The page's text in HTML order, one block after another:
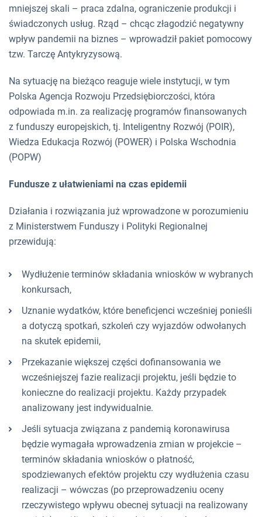
mniejszej skali – praca zdalna, ograniczenie produkcji i
świadczonych usług. Rząd – chcąc złagodzić negatywny
wpływ pandemii na biznes – wprowadził pakiet pomocowy
tzw. Tarczę Antykryzysową.
Na sytuację na bieżąco reaguje wiele instytucji, w tym
Polska Agencja Rozwoju Przedsiębiorczości, która
odpowiada m.in. za realizację programów finansowanych
z funduszy europejskich, tj. Inteligentny Rozwój (POIR),
Wiedza Edukacja Rozwój (POWER) i Polska Wschodnia
(POPW)
Fundusze z ułatwieniami na czas epidemii
Działania i rozwiązania już wprowadzone w porozumieniu
z Ministerstwem Funduszy i Polityki Regionalnej
przewidują:
Wydłużenie terminów składania wniosków w wybranych
konkursach,
Uznanie wydatków, które beneficjenci wcześniej ponieśli
a dotyczą spotkań, szkoleń czy wyjazdów odwołanych
na skutek epidemii,
Przekazanie większej części dofinansowania we
wcześniejszej fazie realizacji projektu, jeśli będzie to
konieczne do realizacji projektu. Każdy przypadek
analizowany jest indywidualnie.
Jeśli sytuacja związana z pandemią koronawirusa
będzie wymagała wprowadzenia zmian w projekcie –
terminów składania wniosków o płatność,
spodziewanych efektów projektu czy wydłużenia czasu
realizacji – wówczas (po przeprowadzeniu oceny
rzeczywistego wpływu obecnej sytuacji na realizowany